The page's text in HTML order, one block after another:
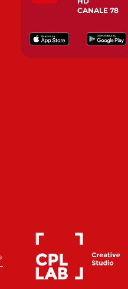
CANALE 78